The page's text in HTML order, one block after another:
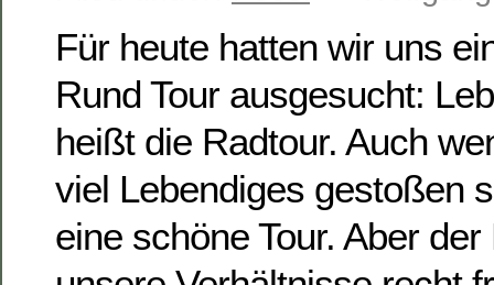
Für heute hatten wir uns
Rund Tour ausgesucht:
heißt die Radtour. Auch
viel Lebendiges gestoßen
eine schöne Tour. Aber